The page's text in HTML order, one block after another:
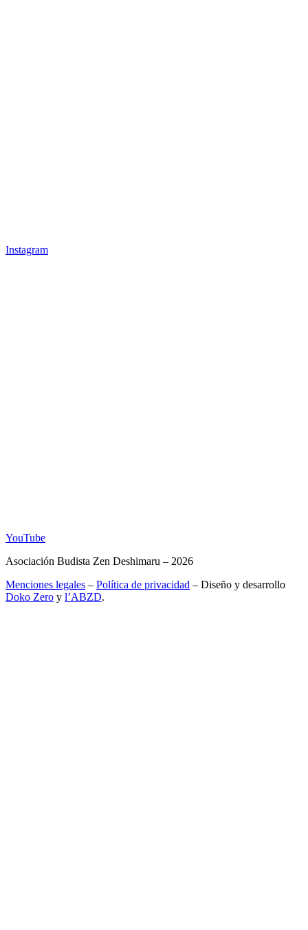
Instagram
YouTube
Asociación Budista Zen Deshimaru – 2026
Menciones legales – Política de privacidad – Diseño y desarrollo
Doko Zero y l’ABZD.